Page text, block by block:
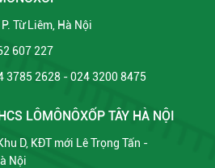
Từ Liêm, Hà Nội
607 227
3785 2628 - 024 3200 8475
LÔMÔNÔXỐP TÂY HÀ NỘI
D, KĐT mới Lê Trọng Tấn -
Nội